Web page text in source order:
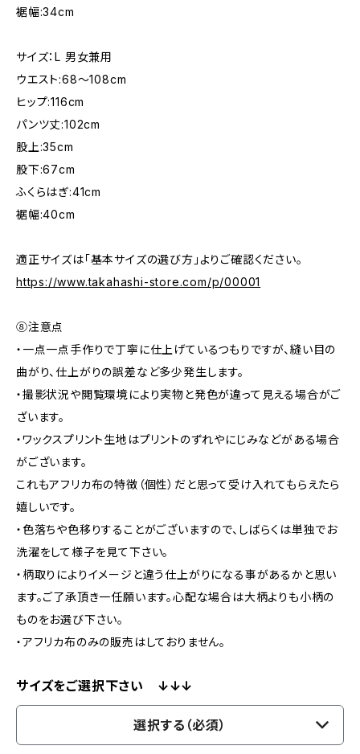
裾幅:34cm
サイズ：L 男女兼用
ウエスト:68〜108cm
ヒップ:116cm
パンツ丈:102cm
股上:35cm
股下:67cm
ふくらはぎ:41cm
裾幅:40cm
適正サイズは「基本サイズの選び方」よりご確認ください。
https://www.takahashi-store.com/p/00001
⑧注意点
・一点一点手作りで丁寧に仕上げているつもりですが、縫い目の
曲がり、仕上がりの誤差など多少発生します。
・撮影状況や閲覧環境により実物と発色が違って見える場合がご
ざいます。
・ワックスプリント生地はプリントのずれやにじみなどがある場合
がございます。
これもアフリカ布の特徴（個性）だと思って受け入れてもらえたら
嬉しいです。
・色落ちや色移りすることがございますので、しばらくは単独でお
洗濯をして様子を見て下さい。
・柄取りによりイメージと違う仕上がりになる事があるかと思い
ます。ご了承頂き一任願います。心配な場合は大柄よりも小柄の
ものをお選び下さい。
・アフリカ布のみの販売はしておりません。
サイズをご選択下さい ↓↓↓
選択する（必須）